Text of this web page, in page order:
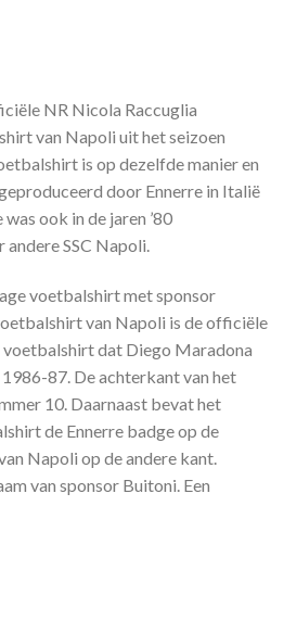
NR Nicola Raccuglia
van Napoli uit het seizoen
is op dezelfde manier en
door Ennerre in Italië
was ook in de jaren ’80
SSC Napoli.
voetbalshirt met sponsor
van Napoli is de officiële
dat Diego Maradona
87. De achterkant van het
10. Daarnaast bevat het
de Ennerre badge op de
Napoli op de andere kant.
van sponsor Buitoni. Een